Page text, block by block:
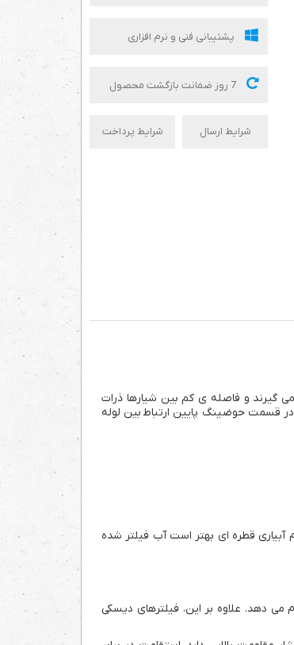
پشتیبانی فنی و نرم افزاری
شرایط ارسال شرایط پرداخت
گیرند و فاصله ی کم بین شیارها ذرات
قسمت حوضینگ پایین ارتباط بین لوله
آبیاری قطره ای بهتر است آب فیلتر شده
دهد. علاوه بر این، فیلترهای دیسکی